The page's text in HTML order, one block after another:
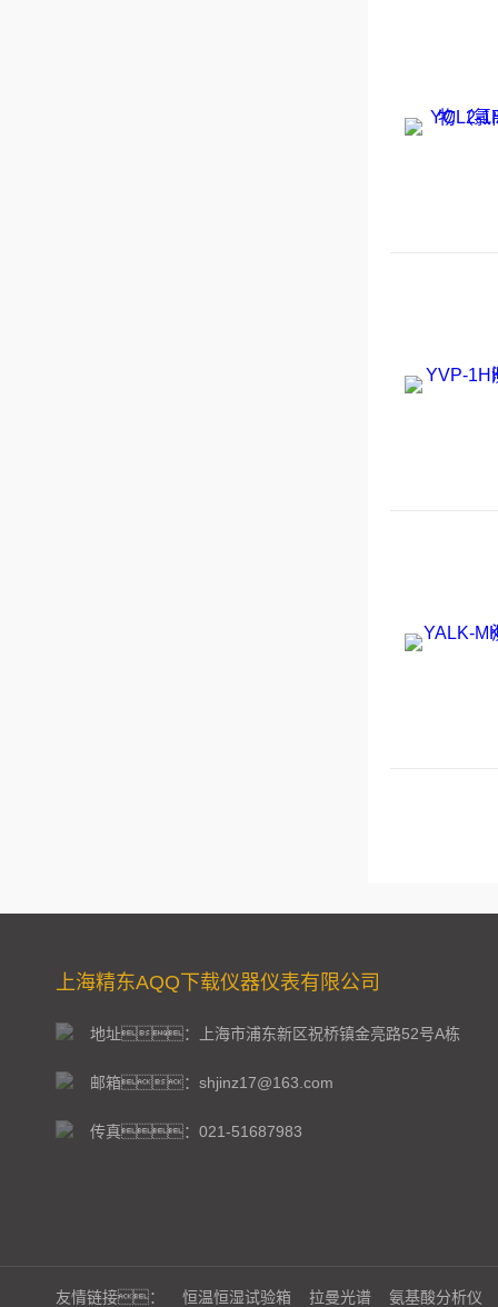
上海精东AQQ下载仪器仪表有限公司
地址：上海市浦东新区祝桥镇金亮路52号A栋
邮箱：shjinz17@163.com
传真：021-51687983
友情链接： 恒温恒湿试验箱 拉曼光谱 氨基酸分析仪